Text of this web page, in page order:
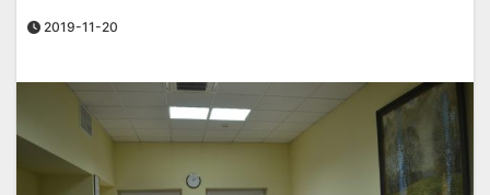
2019-11-20